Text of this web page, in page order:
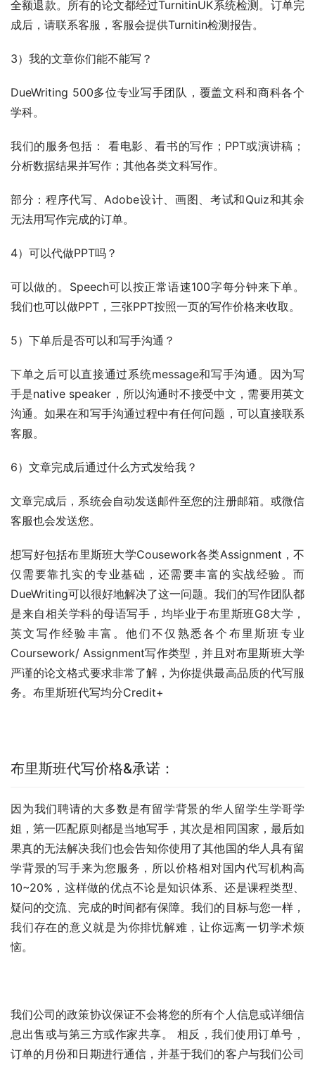
全额退款。所有的论文都经过TurnitinUK系统检测。订单完
成后，请联系客服，客服会提供Turnitin检测报告。
3）我的文章你们能不能写？
DueWriting 500多位专业写手团队，覆盖文科和商科各个
学科。
我们的服务包括： 看电影、看书的写作；PPT或演讲稿；
分析数据结果并写作；其他各类文科写作。
部分：程序代写、Adobe设计、画图、考试和Quiz和其余
无法用写作完成的订单。
4）可以代做PPT吗？
可以做的。Speech可以按正常语速100字每分钟来下单。
我们也可以做PPT，三张PPT按照一页的写作价格来收取。
5）下单后是否可以和写手沟通？
下单之后可以直接通过系统message和写手沟通。因为写
手是native speaker，所以沟通时不接受中文，需要用英文
沟通。如果在和写手沟通过程中有任何问题，可以直接联系
客服。
6）文章完成后通过什么方式发给我？
文章完成后，系统会自动发送邮件至您的注册邮箱。或微信
客服也会发送您。
想写好包括布里斯班大学Cousework各类Assignment，不
仅需要靠扎实的专业基础，还需要丰富的实战经验。而
DueWriting可以很好地解决了这一问题。我们的写作团队都
是来自相关学科的母语写手，均毕业于布里斯班G8大学，
英文写作经验丰富。他们不仅熟悉各个布里斯班专业
Coursework/ Assignment写作类型，并且对布里斯班大学
严谨的论文格式要求非常了解，为你提供最高品质的代写服
务。布里斯班代写均分Credit+
布里斯班代写价格&承诺：
因为我们聘请的大多数是有留学背景的华人留学生学哥学
姐，第一匹配原则都是当地写手，其次是相同国家，最后如
果真的无法解决我们也会告知你使用了其他国的华人具有留
学背景的写手来为您服务，所以价格相对国内代写机构高
10~20%，这样做的优点不论是知识体系、还是课程类型、
疑问的交流、完成的时间都有保障。我们的目标与您一样，
我们存在的意义就是为你排忧解难，让你远离一切学术烦
恼。
我们公司的政策协议保证不会将您的所有个人信息或详细信
息出售或与第三方或作家共享。 相反，我们使用订单号，
订单的月份和日期进行通信，并基于我们的客户与我们公司